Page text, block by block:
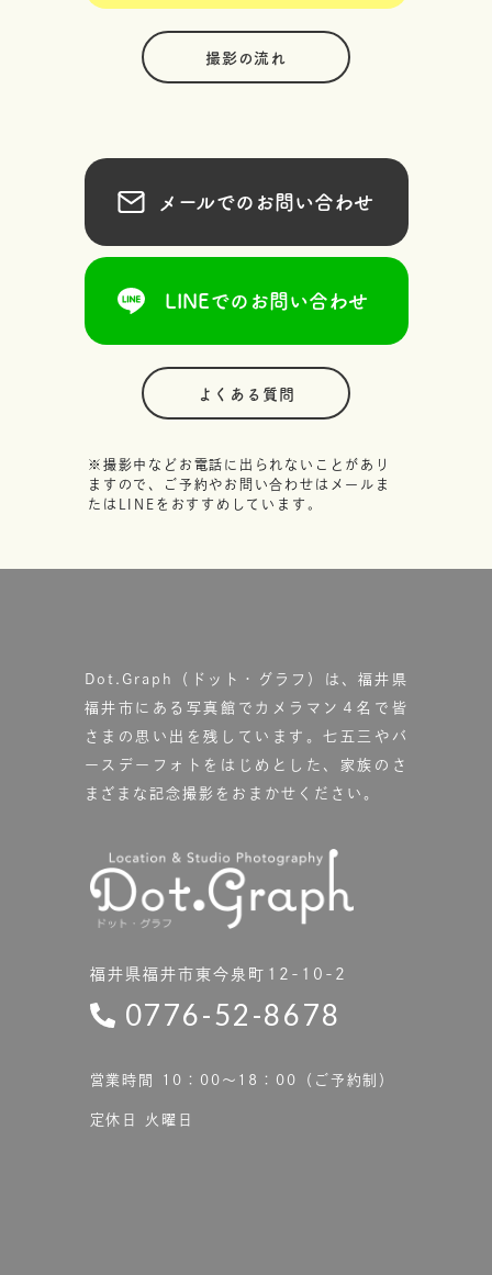
撮影の流れ
メールでのお問い合わせ
LINEでのお問い合わせ
よくある質問
※撮影中などお電話に出られないことがあり
ますので、ご予約やお問い合わせはメールま
たはLINEをおすすめしています。
Dot.Graph（ドット・グラフ）は、福井県
福井市にある写真館で カメラマン４名で皆
さまの思い出を残しています。七五三やバ
ースデーフォトをはじめとした、家族のさ
まざまな記念撮影をおまかせください。
福井県福井市東今泉町12-10-2
0776-52-8678
営業時間 10：00〜18：00（ご予約制）
定休日 火曜日